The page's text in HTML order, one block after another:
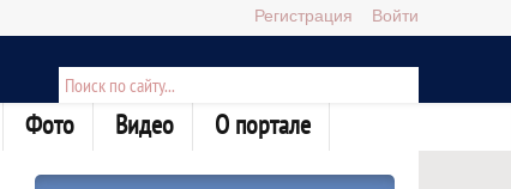
Регистрация Войти
Фото Видео О портале